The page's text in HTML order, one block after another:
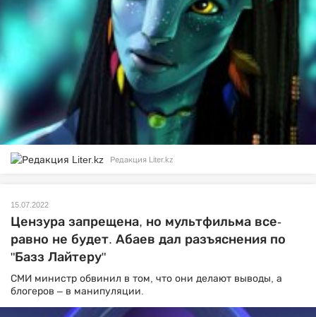
Редакция Liter.kz
15.07.2022
Цензура запрещена, но мультфильма все-
равно не будет. Абаев дал разъяснения по
"Базз Лайтеру"
СМИ министр обвинил в том, что они делают выводы, а
блогеров – в манипуляции.